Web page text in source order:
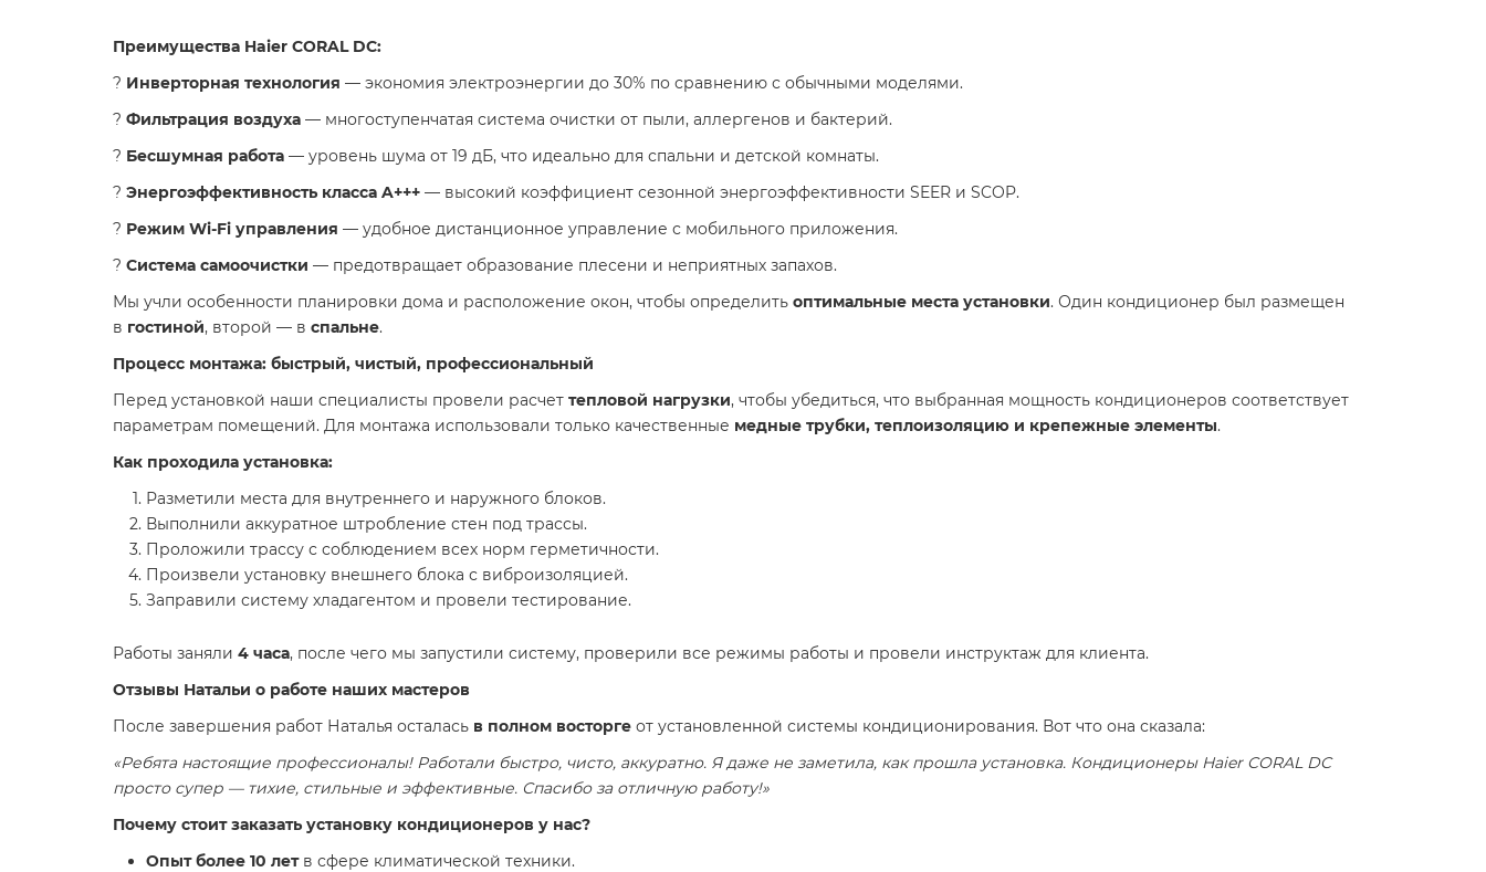
Преимущества Haier CORAL DC:
? Инверторная технология — экономия электроэнергии до 30% по сравнению с обычными моделями.
? Фильтрация воздуха — многоступенчатая система очистки от пыли, аллергенов и бактерий.
? Бесшумная работа — уровень шума от 19 дБ, что идеально для спальни и детской комнаты.
? Энергоэффективность класса A+++ — высокий коэффициент сезонной энергоэффективности SEER и SCOP.
? Режим Wi-Fi управления — удобное дистанционное управление с мобильного приложения.
? Система самоочистки — предотвращает образование плесени и неприятных запахов.
Мы учли особенности планировки дома и расположение окон, чтобы определить оптимальные места установки. Один кондиционер был размещен
в гостиной, второй — в спальне.
Процесс монтажа: быстрый, чистый, профессиональный
Перед установкой наши специалисты провели расчет тепловой нагрузки, чтобы убедиться, что выбранная мощность кондиционеров соответствует
параметрам помещений. Для монтажа использовали только качественные медные трубки, теплоизоляцию и крепежные элементы.
Как проходила установка:
Разметили места для внутреннего и наружного блоков.
Выполнили аккуратное штробление стен под трассы.
Проложили трассу с соблюдением всех норм герметичности.
Произвели установку внешнего блока с виброизоляцией.
Заправили систему хладагентом и провели тестирование.
Работы заняли 4 часа, после чего мы запустили систему, проверили все режимы работы и провели инструктаж для клиента.
Отзывы Натальи о работе наших мастеров
После завершения работ Наталья осталась в полном восторге от установленной системы кондиционирования. Вот что она сказала:
«Ребята настоящие профессионалы! Работали быстро, чисто, аккуратно. Я даже не заметила, как прошла установка. Кондиционеры Haier CORAL DC
просто супер — тихие, стильные и эффективные. Спасибо за отличную работу!»
Почему стоит заказать установку кондиционеров у нас?
Опыт более 10 летв сфере климатической техники.